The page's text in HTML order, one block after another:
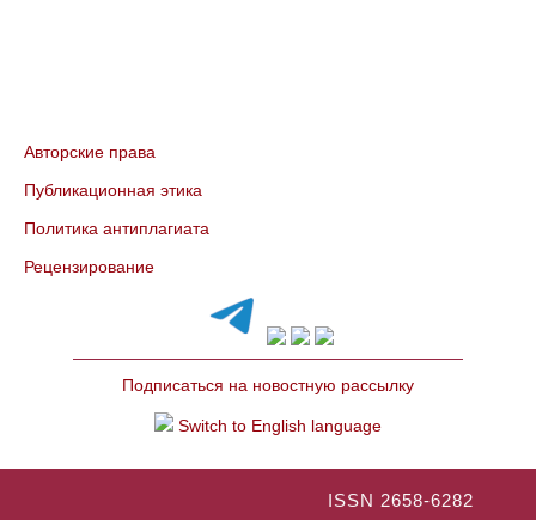
Авторские права
Публикационная этика
Политика антиплагиата
Рецензирование
Подписаться на новостную рассылку
Switch to English language
ISSN 2658-6282